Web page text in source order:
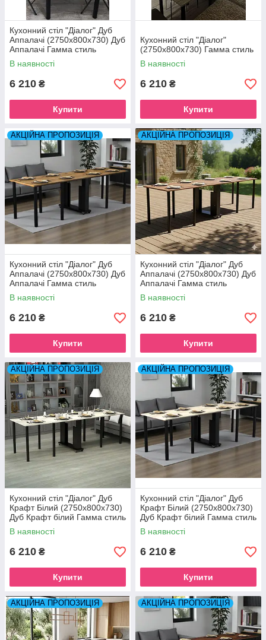
Кухонний стіл "Діалог" Дуб
Аппалачі (2750x800x730) Дуб
Аппалачі Гамма стиль
В наявності
6 210 ₴
Купити
Кухонний стіл "Діалог"
(2750x800x730) Гамма стиль
В наявності
6 210 ₴
Купити
АКЦІЙНА ПРОПОЗИЦІЯ
Кухонний стіл "Діалог" Дуб
Аппалачі (2750x800x730) Дуб
Аппалачі Гамма стиль
В наявності
6 210 ₴
Купити
АКЦІЙНА ПРОПОЗИЦІЯ
Кухонний стіл "Діалог" Дуб
Аппалачі (2750x800x730) Дуб
Аппалачі Гамма стиль
В наявності
6 210 ₴
Купити
АКЦІЙНА ПРОПОЗИЦІЯ
Кухонний стіл "Діалог" Дуб
Крафт Білий (2750x800x730)
Дуб Крафт білий Гамма стиль
В наявності
6 210 ₴
Купити
АКЦІЙНА ПРОПОЗИЦІЯ
Кухонний стіл "Діалог" Дуб
Крафт Білий (2750x800x730)
Дуб Крафт білий Гамма стиль
В наявності
6 210 ₴
Купити
АКЦІЙНА ПРОПОЗИЦІЯ АКЦІЙНА ПРОПОЗИЦІЯ